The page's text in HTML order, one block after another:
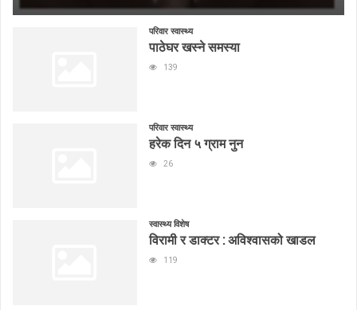
परिवार स्वास्थ्य
पाठेघर खस्ने समस्या
139
परिवार स्वास्थ्य
हरेक दिन ५ ग्राम नुन
26
स्वास्थ्य विशेष
विरामी र डाक्टर : अविश्वासको खाडल
119